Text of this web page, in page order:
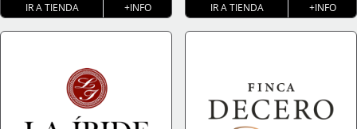
IR A TIENDA +INFO IR A TIENDA +INFO